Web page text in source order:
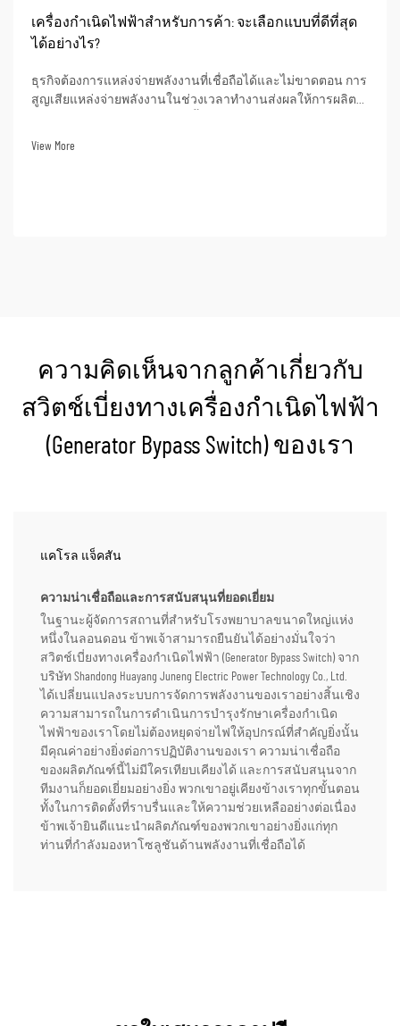
เครื่องกำเนิดไฟฟ้าสำหรับการค้า: จะเลือกแบบที่ดีที่สุด
ได้อย่างไร?
ธุรกิจต้องการแหล่งจ่ายพลังงานที่เชื่อถือได้และไม่ขาดตอน การ
สูญเสียแหล่งจ่ายพลังงานในช่วงเวลาทำงานส่งผลให้การผลิต
View More
ความคิดเห็นจากลูกค้าเกี่ยวกับ
สวิตช์เบี่ยงทางเครื่องกำเนิดไฟฟ้า
(Generator Bypass Switch) ของเรา
แคโรล แจ็คสัน
ความน่าเชื่อถือและการสนับสนุนที่ยอดเยี่ยม
ในฐานะผู้จัดการสถานที่สำหรับโรงพยาบาลขนาดใหญ่แห่ง
หนึ่งในลอนดอน ข้าพเจ้าสามารถยืนยันได้อย่างมั่นใจว่า
สวิตช์เบี่ยงทางเครื่องกำเนิดไฟฟ้า (Generator Bypass Switch) จาก
บริษัท Shandong Huayang Juneng Electric Power Technology Co., Ltd.
ได้เปลี่ยนแปลงระบบการจัดการพลังงานของเราอย่างสิ้นเชิง
ความสามารถในการดำเนินการบำรุงรักษาเครื่องกำเนิด
ไฟฟ้าของเราโดยไม่ต้องหยุดจ่ายไฟให้อุปกรณ์ที่สำคัญยิ่งนั้น
มีคุณค่าอย่างยิ่งต่อการปฏิบัติงานของเรา ความน่าเชื่อถือ
ของผลิตภัณฑ์นี้ไม่มีใครเทียบเคียงได้ และการสนับสนุนจาก
ทีมงานก็ยอดเยี่ยมอย่างยิ่ง พวกเขาอยู่เคียงข้างเราทุกขั้นตอน
ทั้งในการติดตั้งที่ราบรื่นและให้ความช่วยเหลืออย่างต่อเนื่อง
ข้าพเจ้ายินดีแนะนำผลิตภัณฑ์ของพวกเขาอย่างยิ่งแก่ทุก
ท่านที่กำลังมองหาโซลูชันด้านพลังงานที่เชื่อถือได้